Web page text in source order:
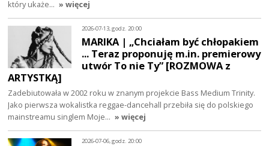
który ukaże… » więcej
2026-07-13, godz. 20:00
MARIKA | „Chciałam być chłopakiem
... Teraz proponuję m.in. premierowy
utwór To nie Ty” [ROZMOWA z
ARTYSTKĄ]
Zadebiutowała w 2002 roku w znanym projekcie Bass Medium Trinity.
Jako pierwsza wokalistka reggae-dancehall przebiła się do polskiego
mainstreamu singlem Moje… » więcej
2026-07-06, godz. 20:00